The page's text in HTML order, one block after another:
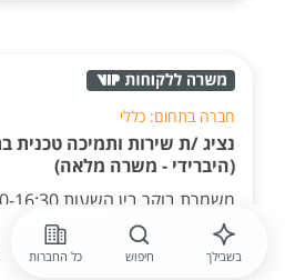
חברה בתחום: כללי
נציג /ת שירות ותמיכה טכנית
(היברידי - משרה מלאה)
לעבודה בשעות נוספות עפ"י
שבועיים במטה החברה בשוהם.
בשבילך חיפוש כל החברות